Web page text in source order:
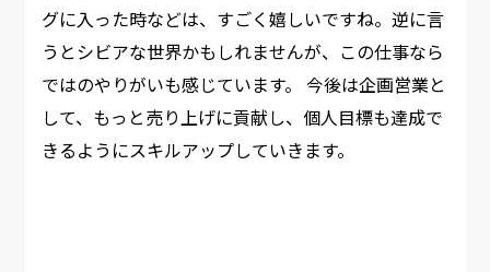
グに入った時などは、すごく嬉しいですね。逆に言
うとシビアな世界かもしれませんが、この仕事なら
ではのやりがいも感じています。 今後は企画営業と
して、もっと売り上げに貢献し、個人目標も達成で
きるようにスキルアップしていきます。 ​